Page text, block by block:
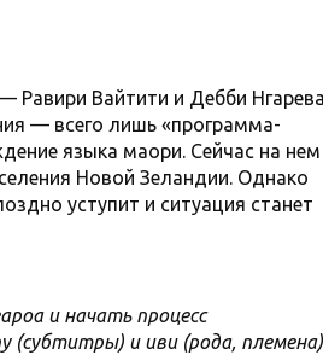
Равири Вайтити и Дебби
— всего лишь «программа-
языка маори. Сейчас на нем
Новой Зеландии. Однако
уступит и ситуация станет
и начать процесс
(субтитры) и иви (рода,